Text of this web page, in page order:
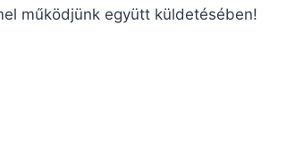
működjünk együtt küldetésében!